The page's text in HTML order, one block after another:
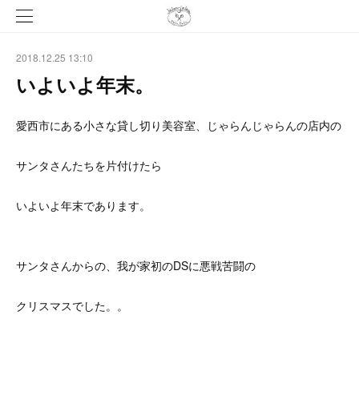
2018.12.25 13:10
いよいよ年末。
愛西市にある小さな貸し切り美容室、じゃらんじゃらんの店内の
サンタさんたちを片付けたら
いよいよ年末であります。
サンタさんからの、我が家初のDSに悪戦苦闘の
クリスマスでした。。